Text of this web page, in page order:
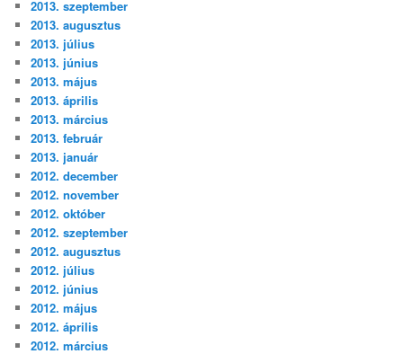
2013. szeptember
2013. augusztus
2013. július
2013. június
2013. május
2013. április
2013. március
2013. február
2013. január
2012. december
2012. november
2012. október
2012. szeptember
2012. augusztus
2012. július
2012. június
2012. május
2012. április
2012. március